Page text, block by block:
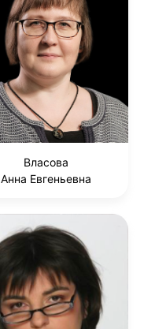
Власова
Анна Евгеньевна